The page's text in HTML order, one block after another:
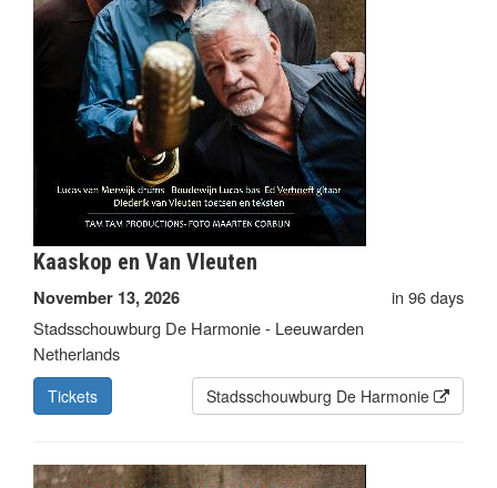
Kaaskop en Van Vleuten
November 13, 2026
in 96 days
Stadsschouwburg De Harmonie - Leeuwarden
Netherlands
Tickets Stadsschouwburg De Harmonie